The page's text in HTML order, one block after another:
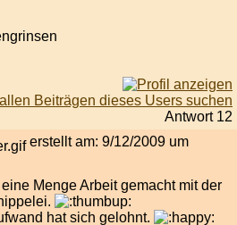
Antwort 12
erstellt am: 9/12/2009 um
Menge Arbeit gemacht mit der
hat sich gelohnt.